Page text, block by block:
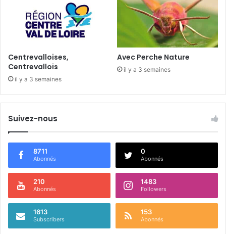
Centrevalloises,
Centrevallois
il y a 3 semaines
Avec Perche Nature
il y a 3 semaines
Suivez-nous
8711
Abonnés
0
Abonnés
210
Abonnés
1483
Followers
1613
Subscribers
153
Abonnés